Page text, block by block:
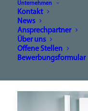
Unternehmen
Kontakt
News
Ansprechpartner
Über uns
Offene Stellen
Bewerbungsformular